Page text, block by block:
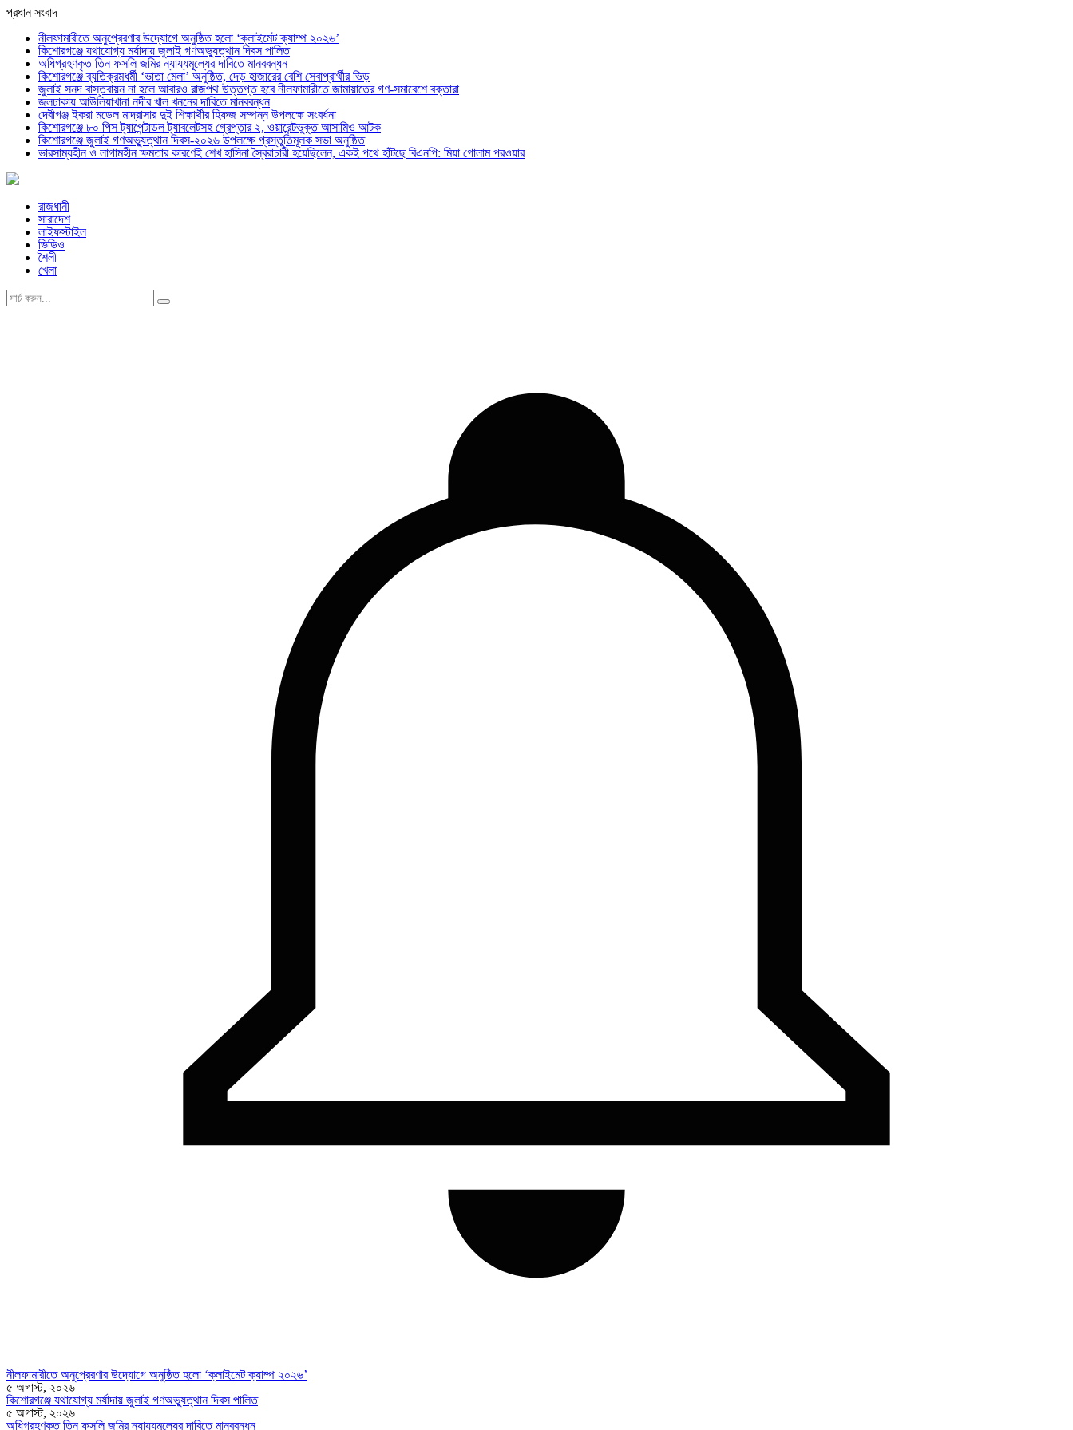
প্রধান সংবাদ
নীলফামারীতে অনুপ্রেরণার উদ্যোগে অনুষ্ঠিত হলো ‘ক্লাইমেট ক্যাম্প ২০২৬’
কিশোরগঞ্জে যথাযোগ্য মর্যাদায় জুলাই গণঅভ্যুত্থান দিবস পালিত
অধিগ্রহণকৃত তিন ফসলি জমির ন্যায্যমূল্যের দাবিতে মানববন্ধন
কিশোরগঞ্জে ব্যতিক্রমধর্মী ‘ভাতা মেলা’ অনুষ্ঠিত, দেড় হাজারের বেশি সেবাপ্রার্থীর ভিড়
জুলাই সনদ বাস্তবায়ন না হলে আবারও রাজপথ উত্তপ্ত হবে নীলফামারীতে জামায়াতের গণ-সমাবেশে বক্তারা
জলঢাকায় আউলিয়াখানা নদীর খাল খননের দাবিতে মানববন্ধন
দেবীগঞ্জ ইকরা মডেল মাদ্রাসার দুই শিক্ষার্থীর হিফজ সম্পন্ন উপলক্ষে সংবর্ধনা
কিশোরগঞ্জে ৮০ পিস ট্যাপেন্টাডল ট্যাবলেটসহ গ্রেপ্তার ২, ওয়ারেন্টভুক্ত আসামিও আটক
কিশোরগঞ্জে জুলাই গণঅভ্যুত্থান দিবস-২০২৬ উপলক্ষে প্রস্তুতিমূলক সভা অনুষ্ঠিত
ভারসাম্যহীন ও লাগামহীন ক্ষমতার কারণেই শেখ হাসিনা স্বৈরাচারী হয়েছিলেন, একই পথে হাঁটছে বিএনপি: মিয়া গোলাম পরওয়ার
রাজধানী
সারাদেশ
লাইফস্টাইল
ভিডিও
শৈলী
খেলা
নীলফামারীতে অনুপ্রেরণার উদ্যোগে অনুষ্ঠিত হলো ‘ক্লাইমেট ক্যাম্প ২০২৬’
৫ অগাস্ট, ২০২৬
কিশোরগঞ্জে যথাযোগ্য মর্যাদায় জুলাই গণঅভ্যুত্থান দিবস পালিত
৫ অগাস্ট, ২০২৬
অধিগ্রহণকৃত তিন ফসলি জমির ন্যায্যমূল্যের দাবিতে মানববন্ধন